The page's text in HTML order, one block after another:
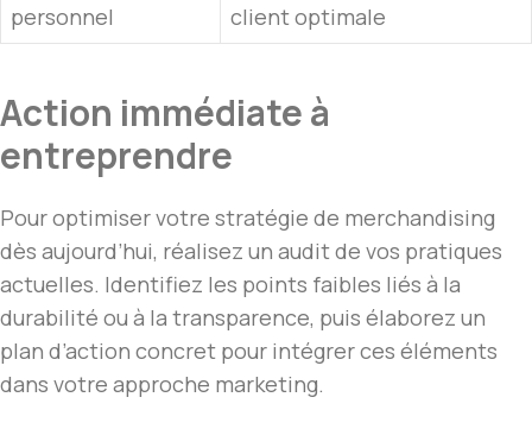
personnel
client optimale
Action immédiate à
entreprendre
Pour optimiser votre stratégie de merchandising
dès aujourd’hui, réalisez un audit de vos pratiques
actuelles. Identifiez les points faibles liés à la
durabilité ou à la transparence, puis élaborez un
plan d’action concret pour intégrer ces éléments
dans votre approche marketing.